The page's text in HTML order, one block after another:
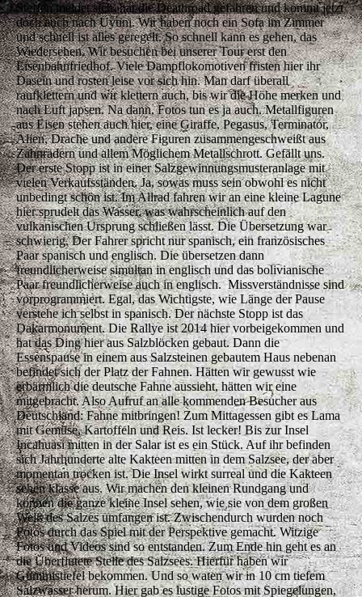
Steffen meldet sich, hat die Deathroad gefahren und kommt jetzt
doch auch nach Uyuni. Wir haben noch ein Sofa im Zimmer
und schnell ist alles geregelt. So schnell kann es gehen, das
Wiedersehen. Wir besuchen bei unserer Tour erst den
Eisenbahnfriedhof. Viele Dampflokomotiven fristen hier ihr
Dasein und rosten leise vor sich hin. Man darf überall
raufklettern und wir klettern auch, bis wir die Höhe merken und
nach Luft japsen. Na dann, Fotos tun es ja auch. Metallfiguren
aus Eisen stehen auch hier, eine Giraffe, Pegasus, Terminator,
Alien, Drache und andere Figuren zusammengeschweißt aus
Zahnrädern und allem Möglichem Metallschrott. Gefällt uns.
Der erste Stopp ist in einer Salzgewinnungsmusteranlage mit
vielen Verkaufsständen. Ja, sowas muss sein obwohl es nicht
unbedingt schön ist. Im Allrad fahren wir an eine kleine Lagune
hier sprudelt das Wasser, was wahrscheinlich auf den
vulkanischen Ursprung schließen lässt. Die Übersetzung war
schwierig. Der Fahrer spricht nur spanisch, ein französisches
Paar spanisch und englisch. Die übersetzen dann
freundlicherweise simultan in englisch und das bolivianische
Paar freundlicherweise auch in englisch. Missverständnisse sind
vorprogrammiert. Egal, das Wichtigste, wie Länge der Pause
verstehe ich selbst in spanisch. Der nächste Stopp ist das
Dakarmonument. Die Rallye ist 2014 hier vorbeigekommen und
hat das Ding hier aus Salzblöcken gebaut. Dann die
Essenspause in einem aus Salzsteinen gebautem Haus nebenan
befindet sich der Platz der Fahnen. Hätten wir gewusst wie
erbärmlich die deutsche Fahne aussieht, hätten wir eine
mitgebracht. Also Aufruf an alle kommenden Besucher aus
Deutschland: Fahne mitbringen! Zum Mittagessen gibt es Lama
mit Gemüse, Kartoffeln und Reis. Ist lecker! Bis zur Insel
Incahuasi mitten in der Salar ist es ein Stück. Auf ihr befinden
sich Jahrhunderte alte Kakteen mitten in dem Salzsee, der aber
momentan trocken ist. Die Insel wirkt surreal und die Kakteen
sehen klasse aus. Wir machen den kleinen Rundgang und
können die ganze kleine Insel sehen, wie sie von dem großen
Weiß des Salzes umfangen ist. Zwischendurch wurden noch
Fotos durch das Spiel mit der Perspektive gemacht. Witzige
Fotos und Videos sind so entstanden. Zum Ende hin geht es an
die Überflutete Stelle des Salzsees. Hierfür haben wir
Gummistiefel bekommen. Und so waten wir in 10 cm tiefem
Salzwasser herum. Hier gab es lustige Fotos mit Spiegelungen,